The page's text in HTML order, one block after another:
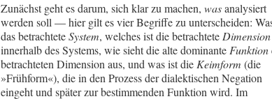
Zunächst geht es darum, sich klar zu machen,wasanalysiert
werden soll — hier gilt es vier Begriffe zu unterscheiden:
das betrachteteSystem, welches ist die betrachtete Dimension
innerhalb des Systems, wie sieht die alte dominante Funktion
betrachteten Dimension aus, und was ist die Keimform (die
»Frühform«), die in den Prozess der dialektischen Negation
eingeht und später zur bestimmenden Funktion wird. Im